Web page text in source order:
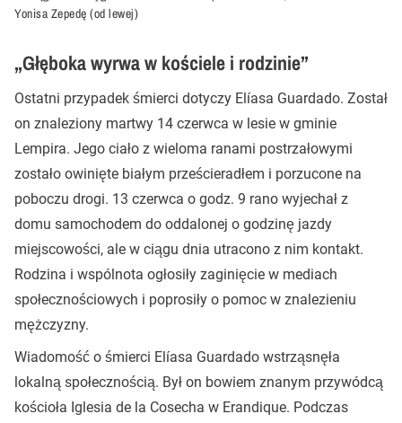
Yonisa Zepedę (od lewej)
„Głęboka wyrwa w kościele i rodzinie”
Ostatni przypadek śmierci dotyczy Elíasa Guardado. Został
on znaleziony martwy 14 czerwca w lesie w gminie
Lempira. Jego ciało z wieloma ranami postrzałowymi
zostało owinięte białym prześcieradłem i porzucone na
poboczu drogi. 13 czerwca o godz. 9 rano wyjechał z
domu samochodem do oddalonej o godzinę jazdy
miejscowości, ale w ciągu dnia utracono z nim kontakt.
Rodzina i wspólnota ogłosiły zaginięcie w mediach
społecznościowych i poprosiły o pomoc w znalezieniu
mężczyzny.
Wiadomość o śmierci Elíasa Guardado wstrząsnęła
lokalną społecznością. Był on bowiem znanym przywódcą
kościoła Iglesia de la Cosecha w Erandique. Podczas